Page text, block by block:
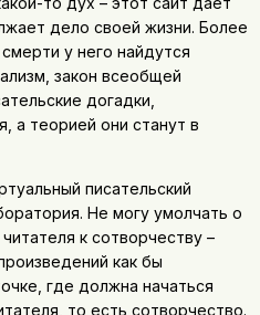
дело своей жизни. Более
у него найдутся
закон всеобщей
догадки,
а теорией они станут в
писательский
Не могу умолчать о
к сотворчеству –
как бы
где должна начаться
то есть сотворчество.